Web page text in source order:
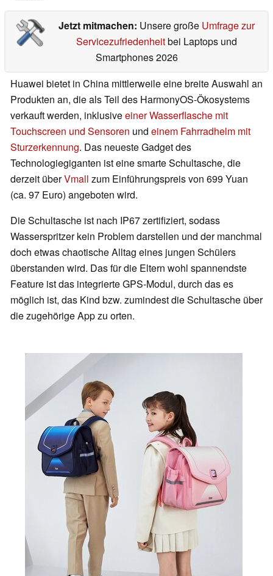
Jetzt mitmachen: Unsere große Umfrage zur
Servicezufriedenheitbei Laptops und
Smartphones 2026
Huawei bietet in China mittlerweile eine breite Auswahl an
Produkten an, die als Teil des HarmonyOS-Ökosystems
verkauft werden, inklusiveeiner Wasserflasche mit
Touchscreen und Sensoren und einem Fahrradhelm mit
Sturzerkennung. Das neueste Gadget des
Technologiegiganten ist eine smarte Schultasche, die
derzeit überVmall zum Einführungspreis von 699 Yuan
(ca. 97 Euro) angeboten wird.
Die Schultasche ist nach IP67 zertifiziert, sodass
Wasserspritzer kein Problem darstellen und der manchmal
doch etwas chaotische Alltag eines jungen Schülers
überstanden wird. Das für die Eltern wohl spannendste
Feature ist das integrierte GPS-Modul, durch das es
möglich ist, das Kind bzw. zumindest die Schultasche über
die zugehörige App zu orten.